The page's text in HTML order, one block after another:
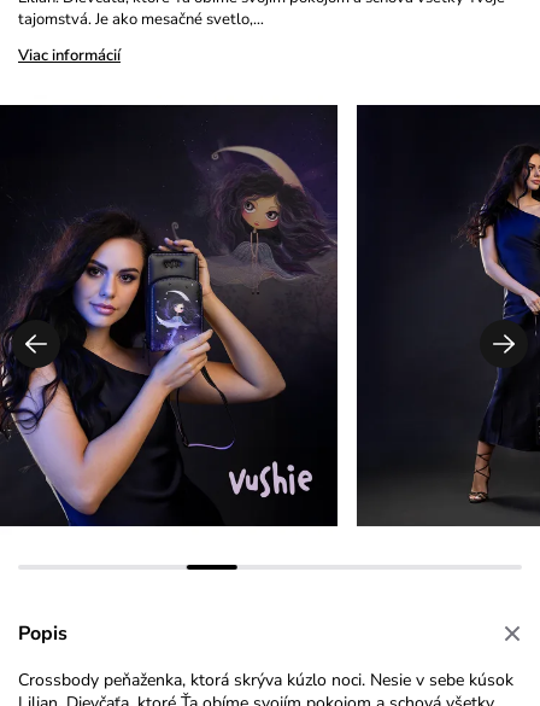
tajomstvá. Je ako mesačné svetlo,…
Viac informácií
Popis
Crossbody peňaženka, ktorá skrýva kúzlo noci. Nesie v sebe kúsok